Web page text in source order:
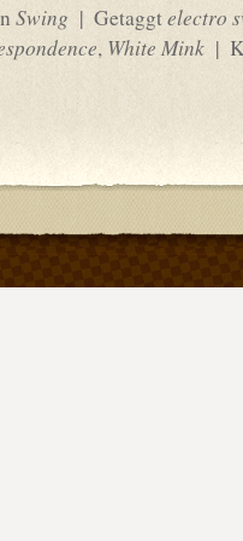
Swing | Getaggtelectro
, White Mink |